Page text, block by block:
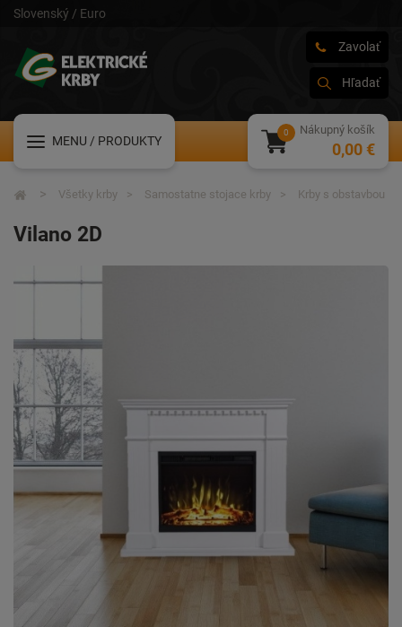
Slovenský / Euro
Zavolať
Hľadať
MENU / PRODUKTY
Nákupný košík
0,00 €
Vilano 2D
Všetky krby Samostatne stojace krby Krby s obstavbou